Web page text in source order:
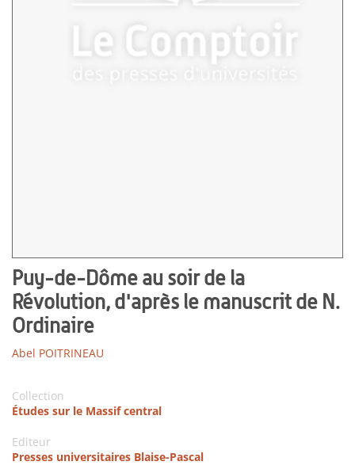
Puy-de-Dôme au soir de la
Révolution, d'après le manuscrit de N.
Ordinaire
Abel POITRINEAU
Collection
Études sur le Massif central
Editeur
Presses universitaires Blaise-Pascal